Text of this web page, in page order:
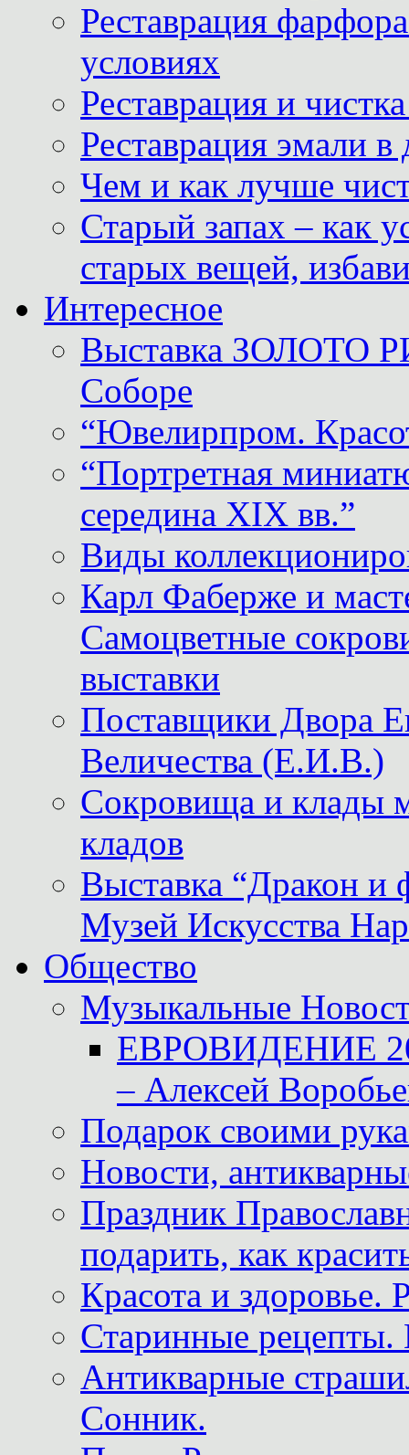
Реставрация
условиях
Реставрация и
Реставрация эмали
Чем и как лучше
Старый запах – как
старых вещей,
Интересное
Выставка ЗОЛОТО
Соборе
“Ювелирпром.
“Портретная
середина XIX вв.”
Виды
Карл Фаберже и
Самоцветные
выставки
Поставщики
Величества (Е.И.В.)
Сокровища и клады
кладов
Выставка “Дракон и
Музей Искусства
Общество
Музыкальные
ЕВРОВИДЕНИЕ
– Алексей
Подарок своими
Новости,
Праздник
подарить, как
Красота и здоровье.
Старинные рецепты.
Антикварные
Сонник.